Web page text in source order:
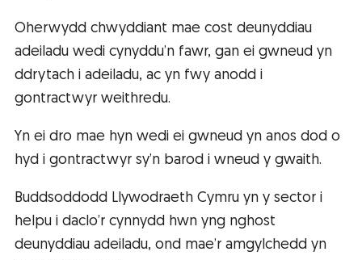
Oherwydd chwyddiant mae cost deunyddiau
adeiladu wedi cynyddu’n fawr, gan ei gwneud yn
ddrytach i adeiladu, ac yn fwy anodd i
gontractwyr weithredu.
Yn ei dro mae hyn wedi ei gwneud yn anos dod o
hyd i gontractwyr sy’n barod i wneud y gwaith.
Buddsoddodd Llywodraeth Cymru yn y sector i
helpu i daclo’r cynnydd hwn yng nghost
deunyddiau adeiladu, ond mae’r amgylchedd yn